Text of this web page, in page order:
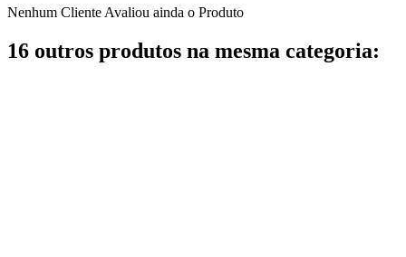
Nenhum Cliente Avaliou ainda o Produto
16 outros produtos na mesma categoria: